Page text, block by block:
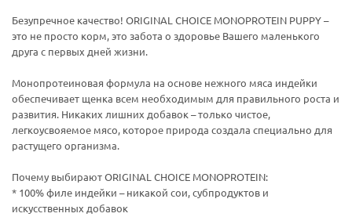
Безупречное качество! ORIGINAL CHOICE MONOPROTEIN PUPPY –
это не просто корм, это забота о здоровье Вашего маленького
друга с первых дней жизни.
Монопротеиновая формула на основе нежного мяса индейки
обеспечивает щенка всем необходимым для правильного роста и
развития. Никаких лишних добавок – только чистое,
легкоусвояемое мясо, которое природа создала специально для
растущего организма.
Почему выбирают ORIGINAL CHOICE MONOPROTEIN:
* 100% филе индейки – никакой сои, субпродуктов и
искусственных добавок